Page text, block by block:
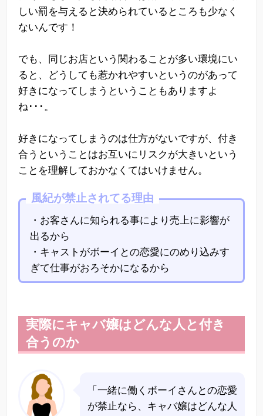
しい罰を与えると決められているところも少なく
ないんです！
でも、同じお店という関わることが多い環境にい
ると、どうしても惹かれやすいというのがあって
好きになってしまうということもありますよ
ね･･･。
好きになってしまうのは仕方がないですが、付き
合うということはお互いにリスクが大きいという
ことを理解しておかなくてはいけません。
風紀が禁止されてる理由
・お客さんに知られる事により売上に影響が
出るから
・キャストがボーイとの恋愛にのめり込みす
ぎて仕事がおろそかになるから
実際にキャバ嬢はどんな人と付き
合うのか
「一緒に働くボーイさんとの恋愛
が禁止なら、キャバ嬢はどんな人